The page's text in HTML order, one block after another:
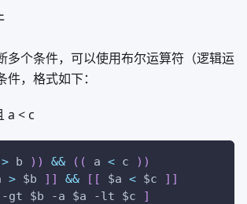
多个条件，可以使用布尔运算符（逻辑运
，格式如下：
a < c
> b )) && (( a < c
))
> $b ] ] && [ [ $a < $c ] ]
-gt $b -a $a -lt $c ]